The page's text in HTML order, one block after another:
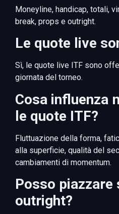
Moneyline, handicap, totali,
break, props e outright.
Le quote live
Sì, le quote live ITF sono
giornata del torneo.
Cosa influenza
le quote ITF?
Fluttuazione della forma,
alla superficie, qualità del
cambiamenti di momentum.
Posso piazzare
outright?